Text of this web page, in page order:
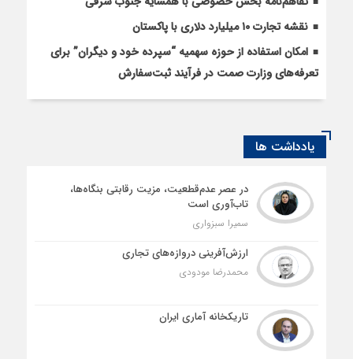
نقشه تجارت ۱۰‌ میلیارد دلاری با پاکستان
امکان استفاده از حوزه سهمیه “سپرده خود و دیگران” برای
تعرفه‌های وزارت صمت در فرآیند ثبت‌سفارش
یادداشت ها
در عصر عدم‌قطعیت، مزیت رقابتی بنگاه‌ها،
تاب‌آوری است
سمیرا سبزواری
ارزش‌آفرینی دروازه‌های تجاری
محمدرضا مودودی
تاریکخانه آماری ایران